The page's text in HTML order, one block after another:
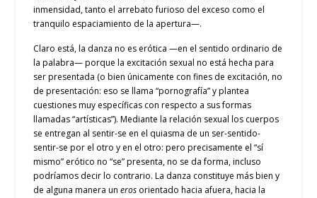
inmensidad, tanto el arrebato furioso del exceso como el
tranquilo espaciamiento de la apertura—.
Claro está, la danza no es erótica —en el sentido ordinario de
la palabra— porque la excitación sexual no está hecha para
ser presentada (o bien únicamente con fines de excitación, no
de presentación: eso se llama “pornografía” y plantea
cuestiones muy específicas con respecto a sus formas
llamadas “artísticas”). Mediante la relación sexual los cuerpos
se entregan al sentir-se en el quiasma de un ser-sentido-
sentir-se por el otro y en el otro: pero precisamente el “sí
mismo” erótico no “se” presenta, no se da forma, incluso
podríamos decir lo contrario. La danza constituye más bien y
de alguna manera uneros orientado hacia afuera, hacia la